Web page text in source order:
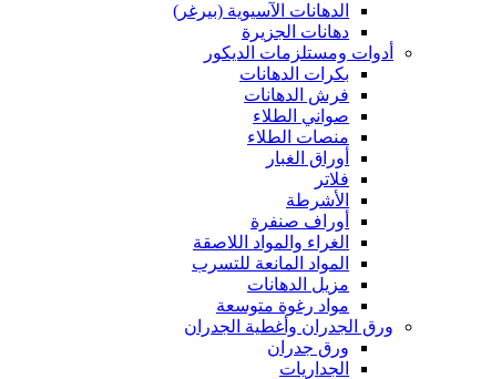
الدهانات الآسيوية (بيرغر)
دهانات الجزيرة
أدوات ومستلزمات الديكور
بكرات الدهانات
فرش الدهانات
صواني الطلاء
منصات الطلاء
أوراق الغبار
فلاتر
الأشرطة
أوراف صنفرة
الغراء والمواد اللاصقة
المواد المانعة للتسرب
مزيل الدهانات
مواد رغوة متوسعة
ورق الجدران وأغطية الجدران
ورق جدران
الجداريات